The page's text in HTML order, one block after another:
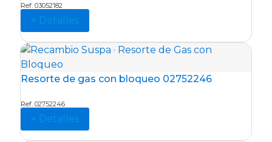
+ Detalles
Ref. 03052182
Resorte de gas con bloqueo 02752246
+ Detalles
Ref. 02752246